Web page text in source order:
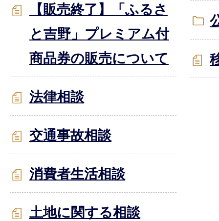
【販売終了】「ふるさ
と吉野」プレミアム付
商品券の販売について
法律相談
交通事故相談
消費者生活相談
土地に関する相談